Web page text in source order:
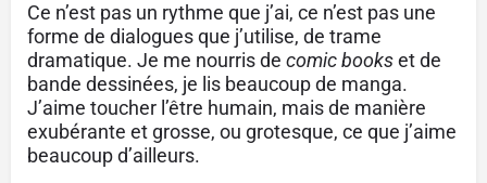
Ce n’est pas un rythme que j’ai, ce n’est pas une
forme de dialogues que j’utilise, de trame
dramatique. Je me nourris de comic bookset de
bande dessinées, je lis beaucoup de manga.
J’aime toucher l’être humain, mais de manière
exubérante et grosse, ou grotesque, ce que j’aime
beaucoup d’ailleurs.